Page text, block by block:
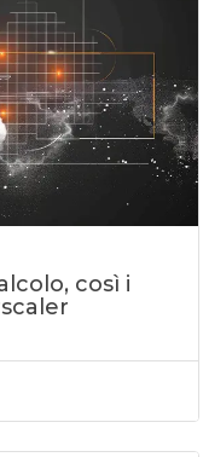
così i